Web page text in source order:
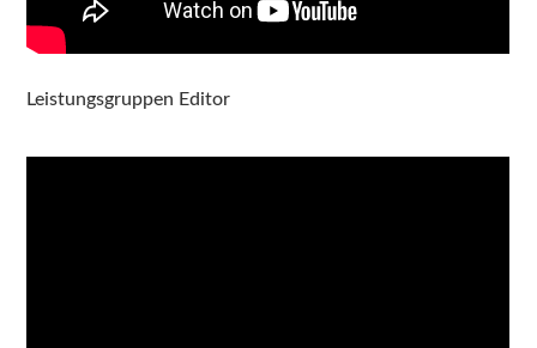
Leistungsgruppen Editor